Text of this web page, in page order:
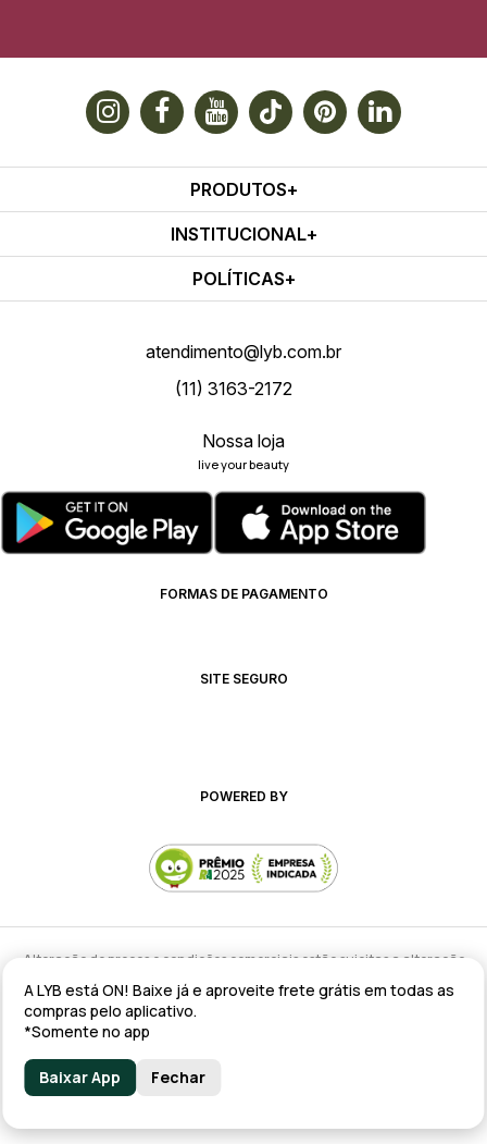
PRODUTOS
INSTITUCIONAL
POLÍTICAS
atendimento@lyb.com.br
(11) 3163-2172
Nossa loja
live your beauty
FORMAS DE PAGAMENTO
SITE SEGURO
POWERED BY
Alteração de preços e condições comerciais estão sujeitas a alteração
sem aviso prévio.
lyb @ 2025 - Av. Talma Rodrigues Ribeiro, 147 - Galpão 02 MOD
A/B/C/D/E, Sala 09 Serra - ES CEP: 29173-795 - CNPJ: 43.008.535/0001-11
A LYB está ON! Baixe já e aproveite frete grátis em todas as
compras pelo aplicativo.
*Somente no app
Baixar App Fechar